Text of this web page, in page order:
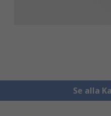
Se alla